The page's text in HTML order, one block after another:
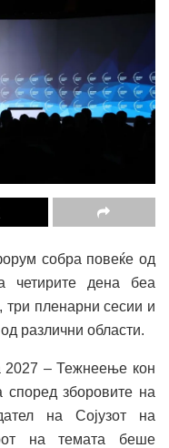
собра повеќе од
четирите дена беа
три пленарни сесии и
различни области.
2027 – Тежнеење кон
според зборовите на
на Сојузот на
на темата беше